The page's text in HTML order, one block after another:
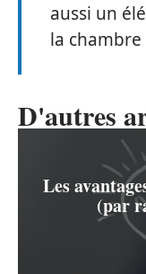
aussi un
la
D'autres
Les
(par